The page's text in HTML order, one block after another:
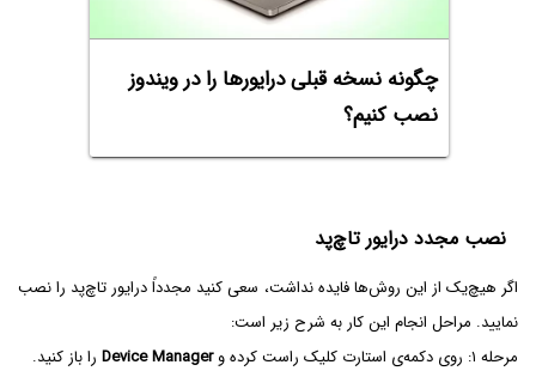
چگونه نسخه‌ قبلی درایورها را در ویندوز
نصب کنیم؟
نصب مجدد درایور تاچ‌پد
اگر هیچ‌یک از این روش‌ها فایده نداشت، سعی کنید مجدداً درایور تاچ‌پد را نصب
نمایید. مراحل انجام این کار به شرح زیر است:
مرحله ۱: روی دکمه‌ی استارت کلیک راست کرده و
Device Manager را باز کنید.